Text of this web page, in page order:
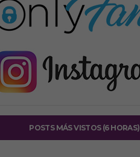
POSTS MÁS VISTOS (6 HORAS)